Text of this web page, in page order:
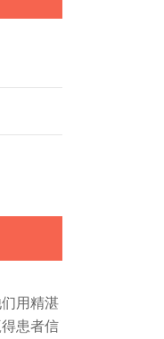
们用精湛
患者信